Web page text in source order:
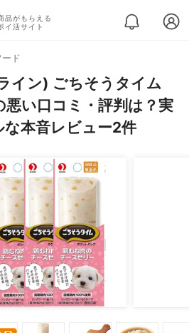
品がもらえる
イ活サイト
ード
イン) ごちそうタイム
い口コミ・評判は？実
本音レビュー2件